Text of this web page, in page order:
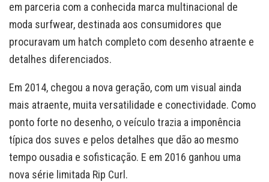
em parceria com a conhecida marca multinacional de
moda surfwear, destinada aos consumidores que
procuravam um hatch completo com desenho atraente e
detalhes diferenciados.
Em 2014, chegou a nova geração, com um visual ainda
mais atraente, muita versatilidade e conectividade. Como
ponto forte no desenho, o veículo trazia a imponência
típica dos suves e pelos detalhes que dão ao mesmo
tempo ousadia e sofisticação. E em 2016 ganhou uma
nova série limitada Rip Curl.